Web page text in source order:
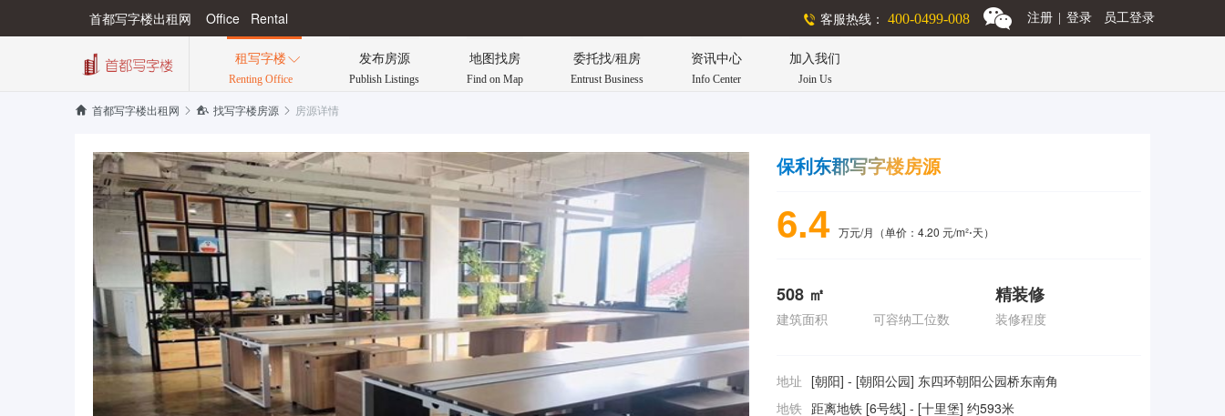
首都写字楼出租网 Office Rental 客服热线： 400-0499-008 注册 登录 员工登录
租写字楼
Renting Office
 发布房源
Publish Listings
地图找房
Find on Map
委托找/租房
Entrust Business
资讯中心
Info Center
加入我们
Join Us
 首都写字楼出租网   找写字楼房源  房源详情
保利东郡写字楼房源
6.4 万元/月（单价：4.20 元/m²⋅天）
508 ㎡
建筑面积 可容纳工位数
精装修
装修程度
地址 [朝阳] - [朝阳公园] 东四环朝阳公园桥东南角
地铁 距离地铁 [6号线] - [十里堡] 约593米